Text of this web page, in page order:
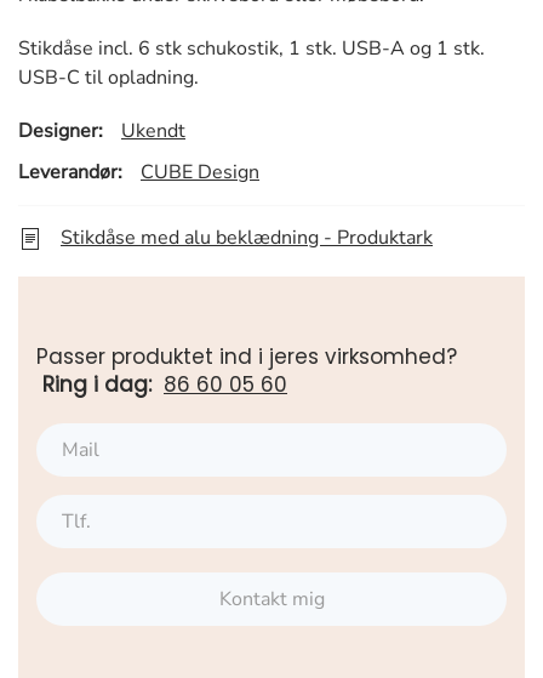
Stikdåse incl. 6 stk schukostik, 1 stk. USB-A og 1 stk.
USB-C til opladning.
Designer:
Ukendt
Leverandør:
CUBE Design
Stikdåse med alu beklædning - Produktark
Passer produktet ind i jeres virksomhed?
Ring i dag: 86 60 05 60
Kontakt mig